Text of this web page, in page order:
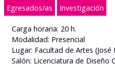
Egresados/as
Investigación
Carga horaria: 20 h.
Modalidad: Presencial
Lugar: Facultad de Artes (José
Salón: Licenciatura de Diseño